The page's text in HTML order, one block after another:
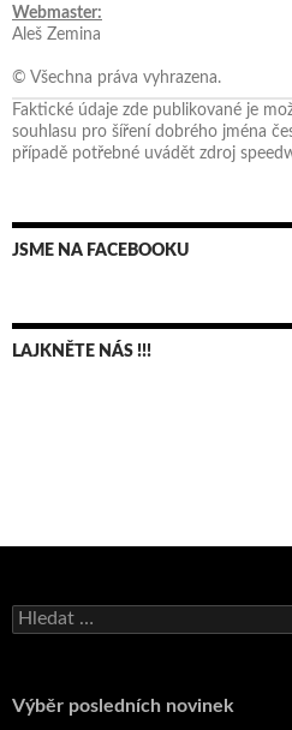
Webmaster:
Aleš Zemina
© Všechna práva vyhrazena.
Faktické údaje zde publikované je
souhlasu pro šíření dobrého jména
případě potřebné uvádět zdroj
JSME NA FACEBOOKU
LAJKNĚTE NÁS !!!
Vyhledávání
Výběr posledních novinek
Bruno Belan se radoval z triumfu
Pražský přebor neskrblil